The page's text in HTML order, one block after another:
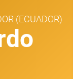
(ECUADOR)